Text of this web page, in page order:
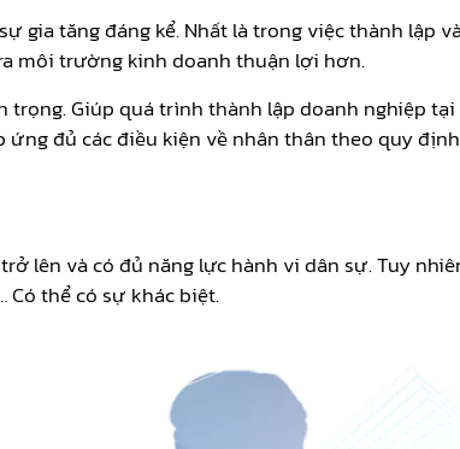
gia tăng đáng kể. Nhất là trong việc thành lập
môi trường kinh doanh thuận lợi hơn.
Giúp quá trình thành lập doanh nghiệp
đủ các điều kiện về nhân thân theo quy
lên và có đủ năng lực hành vi dân sự. Tuy
Có thể có sự khác biệt.